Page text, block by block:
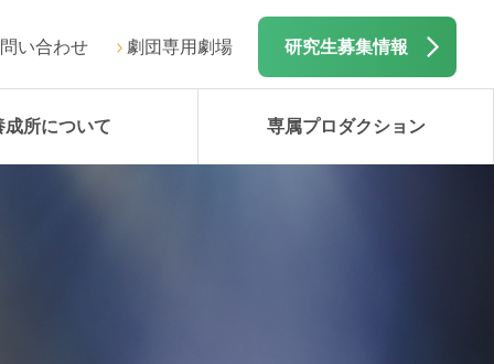
い合わせ 劇団専用劇場 研究生募集情報
成所について 専属プロダクション